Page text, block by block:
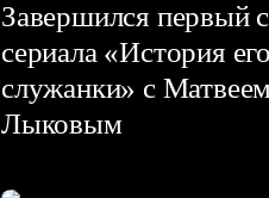
Завершился первый
сериала «История его
служанки» с
Лыковым